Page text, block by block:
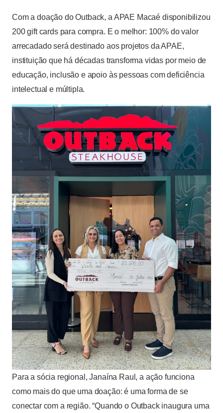
Com a doação do Outback, a APAE Macaé disponibilizou
200 gift cards para compra. E o melhor: 100% do valor
arrecadado será destinado aos projetos da APAE,
instituição que há décadas transforma vidas por meio de
educação, inclusão e apoio às pessoas com deficiência
intelectual e múltipla.
Para a sócia regional, Janaína Raul, a ação funciona
como mais do que uma doação: é uma forma de se
conectar com a região. “Quando o Outback inaugura uma